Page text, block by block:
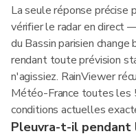
La seule réponse précise
vérifier le radar en direct
du Bassin parisien
rendant toute prévision
n'agissiez. RainViewer
Météo-France toutes les
conditions actuelles
Pleuvra-t-il pendant